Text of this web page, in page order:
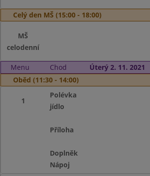
Celý den MŠ (15:00 - 18:00)
MŠ
celodenní
Menu Chod
Úterý 2. 11. 2021
Oběd (11:30 - 14:00)
1
Polévka
jídlo
Příloha
Doplněk
Nápoj